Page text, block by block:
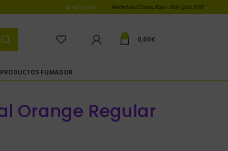
WHATSAPP Pedidos/Consultas: 601 900 878
0 0,00€
PRODUCTOS FUMADOR
Orange Regular